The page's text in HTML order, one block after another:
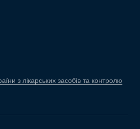
з лікарських засобів та контролю